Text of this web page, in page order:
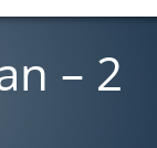
– 2